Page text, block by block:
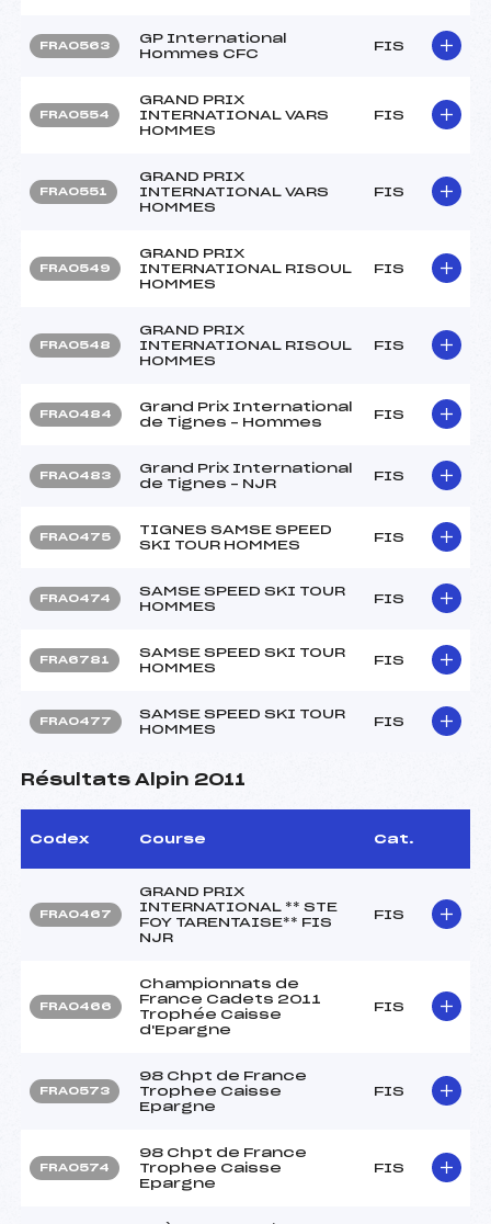
FRA0563
GP International
Hommes CFC
FIS
FRA0554
GRAND PRIX
INTERNATIONAL VARS
HOMMES
FIS
FRA0551
GRAND PRIX
INTERNATIONAL VARS
HOMMES
FIS
FRA0549
GRAND PRIX
INTERNATIONAL RISOUL
HOMMES
FIS
FRA0548
GRAND PRIX
INTERNATIONAL RISOUL
HOMMES
FIS
FRA0484
Grand Prix International
de Tignes – Hommes
FIS
FRA0483
Grand Prix International
de Tignes – NJR
FIS
FRA0475
TIGNES SAMSE SPEED
SKI TOUR HOMMES
FIS
FRA0474
SAMSE SPEED SKI TOUR
HOMMES
FIS
FRA6781
SAMSE SPEED SKI TOUR
HOMMES
FIS
FRA0477
SAMSE SPEED SKI TOUR
HOMMES
FIS
Résultats Alpin 2011
Codex Course Cat.
FRA0467
GRAND PRIX
INTERNATIONAL ** STE
FOY TARENTAISE** FIS
NJR
FIS
FRA0466
Championnats de
France Cadets 2011
Trophée Caisse
d'Epargne
FIS
FRA0573
98 Chpt de France
Trophee Caisse
Epargne
FIS
FRA0574
98 Chpt de France
Trophee Caisse
Epargne
FIS